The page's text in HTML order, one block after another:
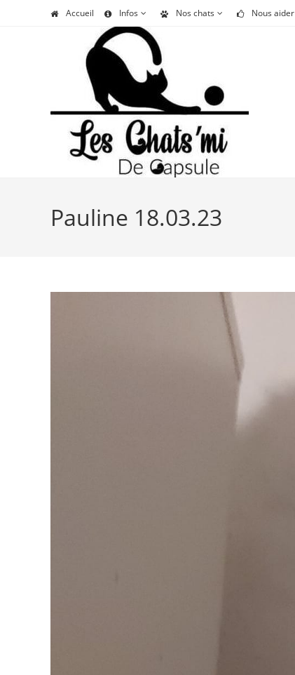
Accueil Infos Nos chats Nous aider
Pauline 18.03.23